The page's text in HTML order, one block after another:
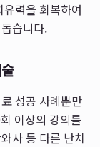
력을 회복하여
습니다.
성공 사례뿐만
이상의 강의를
사 등 다른 난치